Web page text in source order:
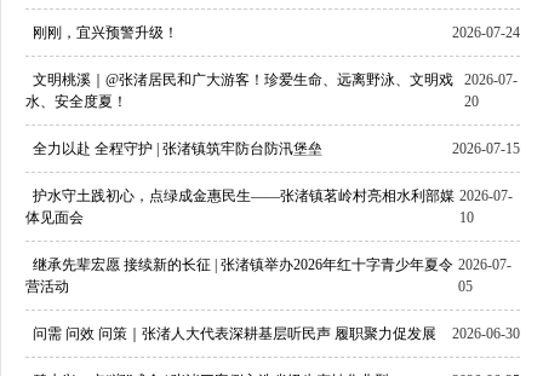
刚刚，宜兴预警升级！ 2026-07-24
文明桃溪｜@张渚居民和广大游客！珍爱生命、远离野泳、文明戏
水、安全度夏！
2026-07-
20
全力以赴 全程守护 | 张渚镇筑牢防台防汛堡垒 2026-07-15
护水守土践初心，点绿成金惠民生——张渚镇茗岭村亮相水利部媒
体见面会
2026-07-
10
继承先辈宏愿 接续新的长征 | 张渚镇举办2026年红十字青少年夏令
营活动
2026-07-
05
问需 问效 问策｜张渚人大代表深耕基层听民声 履职聚力促发展 2026-06-30